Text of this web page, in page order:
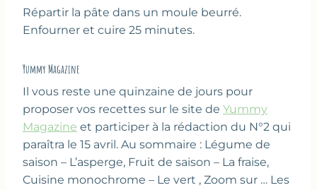
Répartir la pâte dans un moule beurré.
Enfourner et cuire 25 minutes.
Yummy Magazine
Il vous reste une quinzaine de jours pour
proposer vos recettes sur le site de Yummy
Magazine et participer à la rédaction du N°2 qui
paraîtra le 15 avril. Au sommaire : Légume de
saison – L’asperge, Fruit de saison – La fraise,
Cuisine monochrome – Le vert , Zoom sur … Les